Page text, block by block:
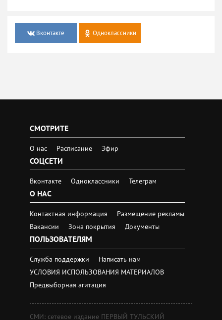
Вконтакте Одноклассники
СМОТРИТЕ
О нас Расписание Эфир
СОЦСЕТИ
Вконтакте Одноклассники Телеграм
О НАС
Контактная информация
Размещение рекламы
Вакансии
Зона покрытия Документы
ПОЛЬЗОВАТЕЛЯМ
Служба поддержки
Написать нам
УСЛОВИЯ ИСПОЛЬЗОВАНИЯ МАТЕРИАЛОВ
Предвыборная агитация
СМИ: сетевое издание ПЕРВЫЙ ТУЛЬСКИЙ